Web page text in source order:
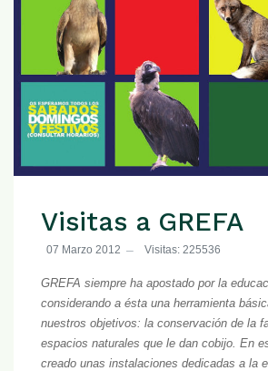
Visitas a GREFA
07 Marzo 2012 Visitas: 225536
GREFA siempre ha apostado por la
considerando a ésta una herramienta
nuestros objetivos: la conservación de la
espacios naturales que le dan cobijo. En
creado unas instalaciones dedicadas a la